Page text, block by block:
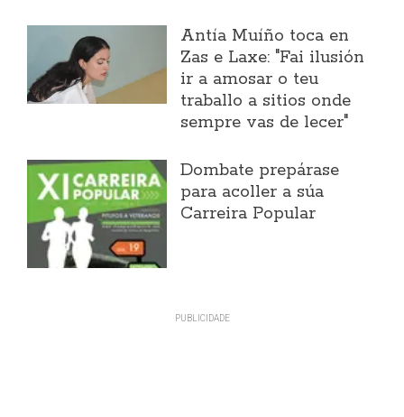
Antía Muíño toca en
Zas e Laxe: "Fai ilusión
ir a amosar o teu
traballo a sitios onde
sempre vas de lecer"
Dombate prepárase
para acoller a súa
Carreira Popular